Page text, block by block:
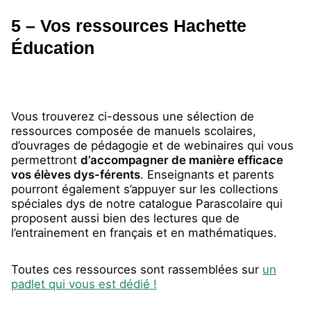
5 – Vos ressources Hachette
Éducation
Vous trouverez ci-dessous une sélection de
ressources composée de manuels scolaires,
d’ouvrages de pédagogie et de webinaires qui vous
permettront d’accompagner de manière efficace
vos élèves dys-férents. Enseignants et parents
pourront également s’appuyer sur les collections
spéciales dys de notre catalogue Parascolaire qui
proposent aussi bien des lectures que de
l’entrainement en français et en mathématiques.
Toutes ces ressources sont rassemblées sur un
padlet qui vous est dédié !